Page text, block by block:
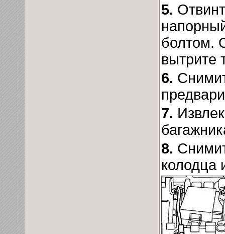
5.
болтом.
вытрите
6.
7.
8.
колодца